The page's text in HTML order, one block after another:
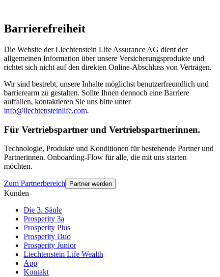
Barrierefreiheit
Die Website der Liechtenstein Life Assurance AG dient der
allgemeinen Information über unsere Versicherungsprodukte und
richtet sich nicht auf den direkten Online-Abschluss von Verträgen.
Wir sind bestrebt, unsere Inhalte möglichst benutzerfreundlich und
barrierearm zu gestalten. Sollte Ihnen dennoch eine Barriere
auffallen, kontaktieren Sie uns bitte unter
info@liechtensteinlife.com.
Für Vertriebspartner und Vertriebspartnerinnen.
Technologie, Produkte und Konditionen für bestehende Partner und
Partnerinnen. Onboarding-Flow für alle, die mit uns starten
möchten.
Zum Partnerbereich Partner werden
Kunden
Die 3. Säule
Prosperity 3a
Prosperity Plus
Prosperity Duo
Prosperity Junior
Liechtenstein Life Wealth
App
Kontakt